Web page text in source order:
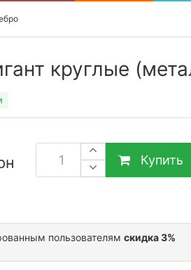
круглые
Купить
пользователям скидка 3%